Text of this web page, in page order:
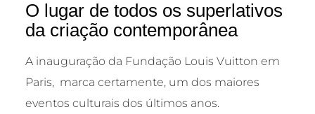
O lugar de todos os superlativos
da criação contemporânea
A inauguração da Fundação Louis Vuitton em
Paris, marca certamente, um dos maiores
eventos culturais dos últimos anos.